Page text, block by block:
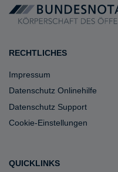
RECHTLICHES
Impressum
Datenschutz Onlinehilfe
Datenschutz Support
Cookie-Einstellungen
QUICKLINKS